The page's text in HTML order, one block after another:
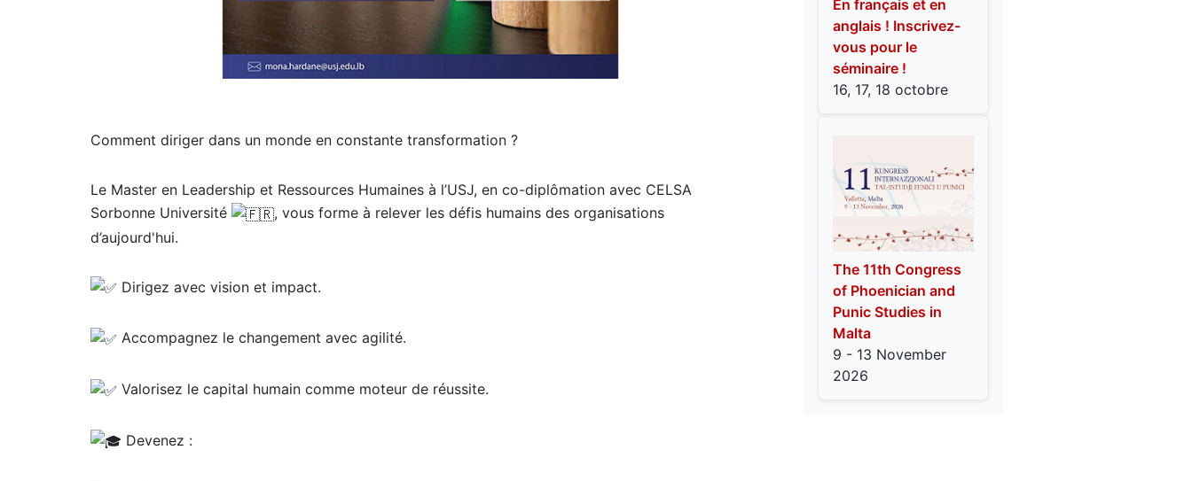
Comment diriger dans un monde en constante transformation ?
Le Master en Leadership et Ressources Humaines à l’USJ, en co-diplômation avec CELSA
Sorbonne Université
, vous forme à relever les défis humains des organisations
d’aujourd'hui.
Dirigez avec vision et impact.
Accompagnez le changement avec agilité.
Valorisez le capital humain comme moteur de réussite.
Devenez :
En français et en
anglais ! Inscrivez-
vous pour le
séminaire !
16, 17, 18 octobre
The 11th Congress
of Phoenician and
Punic Studies in
Malta
9 - 13 November
2026